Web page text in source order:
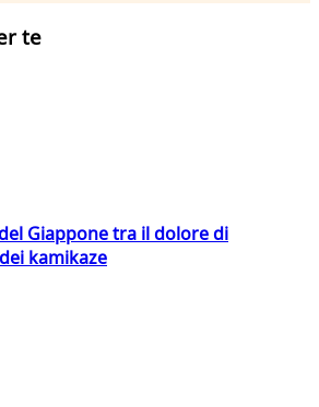
te
Giappone tra il dolore di
kamikaze